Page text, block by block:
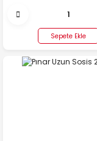
Sepete Ekle